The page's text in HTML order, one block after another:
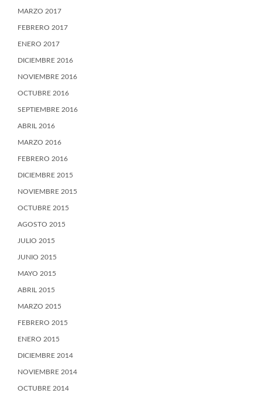
MARZO 2017
FEBRERO 2017
ENERO 2017
DICIEMBRE 2016
NOVIEMBRE 2016
OCTUBRE 2016
SEPTIEMBRE 2016
ABRIL 2016
MARZO 2016
FEBRERO 2016
DICIEMBRE 2015
NOVIEMBRE 2015
OCTUBRE 2015
AGOSTO 2015
JULIO 2015
JUNIO 2015
MAYO 2015
ABRIL 2015
MARZO 2015
FEBRERO 2015
ENERO 2015
DICIEMBRE 2014
NOVIEMBRE 2014
OCTUBRE 2014